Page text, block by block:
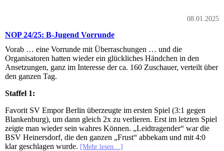
08.01.2025
NOP 24/25: B-Jugend Vorrunde
Vorab … eine Vorrunde mit Überraschungen … und die
Organisatoren hatten wieder ein glückliches Händchen in den
Ansetzungen, ganz im Interesse der ca. 160 Zuschauer, verteilt über
den ganzen Tag.
Staffel 1:
Favorit SV Empor Berlin überzeugte im ersten Spiel (3:1 gegen
Blankenburg), um dann gleich 2x zu verlieren. Erst im letzten Spiel
zeigte man wieder sein wahres Können. „Leidtragender“ war die
BSV Heinersdorf, die den ganzen „Frust“ abbekam und mit 4:0
klar geschlagen wurde. [Mehr lesen…]